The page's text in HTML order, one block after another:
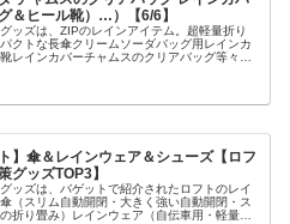
＆ヒール靴）…）【6/6】
ッズは、ZIPのレインアイテム。超軽量折り
クトな長傘クリームソーダバッグ用レインカ
レインカバーチャムスのクリアバッグ等々、
ト】傘＆レインウェア＆シューズ【ロフ
グッズTOP3】
ッズは、バゲットで紹介されたロフトのレイ
（スリム自動開閉・大きく強い自動開閉・ス
折り畳み）レインウェア（自伝車用・軽量撥